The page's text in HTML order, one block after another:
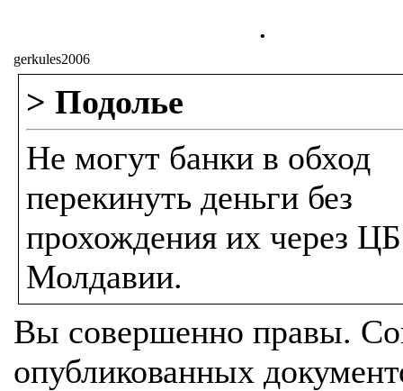
.
gerkules2006
> Подолье
Не могут банки в обход
перекинуть деньги без
прохождения их через ЦБ
Молдавии.
Вы совершенно правы.
опубликованных